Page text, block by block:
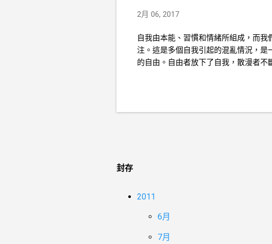
2月 06, 2017
自我由本能、習慣和情緒所組成，而
注。這是多個自我引起的混亂情況，
的自由。自由者放下了自我，散漫者不
封存
2011
6月
7月